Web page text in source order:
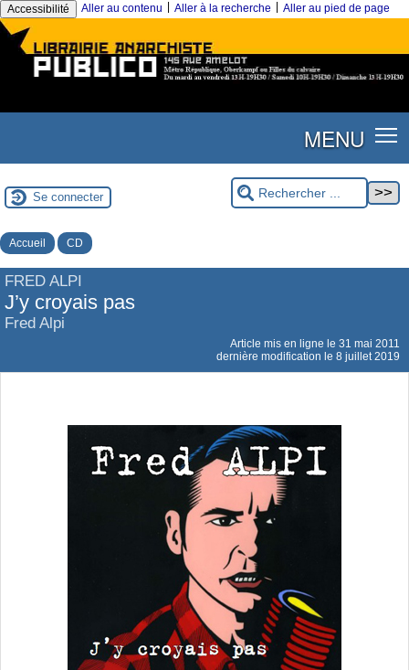
Accessibilité Aller au contenu Aller à la recherche Aller au pied de page
MENU
Se connecter
Accueil CD
FRED ALPI
J’y croyais pas
Fred Alpi
Article mis en ligne le 31 mai 2011
dernière modification le 8 juillet 2019